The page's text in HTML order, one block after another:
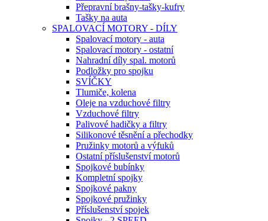
Přepravní brašny-tašky-kufry
Tašky na auta
SPALOVACÍ MOTORY - DÍLY
Spalovací motory - auta
Spalovací motory - ostatní
Nahradní díly spal. motorů
Podložky pro spojku
SVÍČKY
Tlumiče, kolena
Oleje na vzduchové filtry
Vzduchové filtry
Palivové hadičky a filtry
Silikonové těsnění a přechodky
Pružinky motorů a výfuků
Ostatní příslušenství motorů
Spojkové bubínky
Kompletní spojky
Spojkové pakny
Spojkové pružinky
Příslušenství spojek